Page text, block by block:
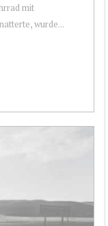
mit
wurde...